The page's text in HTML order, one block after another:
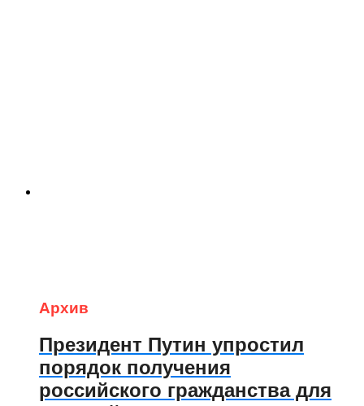
Архив
Президент Путин упростил
порядок получения
российского гражданства для